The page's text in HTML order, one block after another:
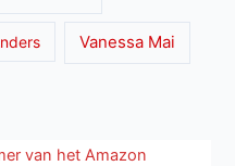
Vanessa Mai
van het Amazon